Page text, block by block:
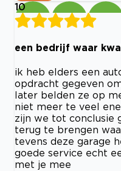
10
een bedrijf waar
ik heb elders een
opdracht gegeven
later belden ze op
niet meer te veel
zijn we tot conclusie
terug te brengen
tevens deze garage
goede service echt
met je mee